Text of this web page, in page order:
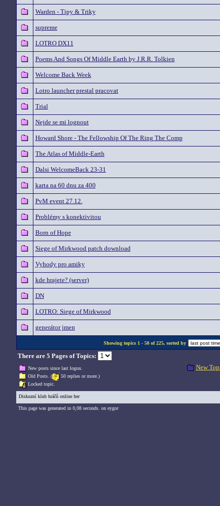
Warden - Tipy & Triky
supreme
LOTRO DX11
Poems And Songs Of Middle Earth by J.R.R. Tolkien
Welcome Back Week
Lotro launcher prestal pracovat
Trial
Nejde se mi lognout
Howard Shore - The Fellowship Of The Ring The Comp
The Atlas of Middle-Earth
Dalsi WelcomeBack 23-31
karta na 60 dnu za 400
PvM event 27.12.
Problémy s konektivitou
Born of Hope
Siege of Mirkwood patch download
Vyhody pro amiky
kde hrajete? (server)
DN
LOTRO: Siege of Mirkwood
generátor jmen
Showing topics 1 - 50 of 225, sorted by
There are 5 Pages of Topics:
New posts since last logon.
Old Posts. (
50 replies or more.)
Locked topic.
New
Diskuzní klub hráčů online her
This page was generated in 0,08 seconds. on eygor